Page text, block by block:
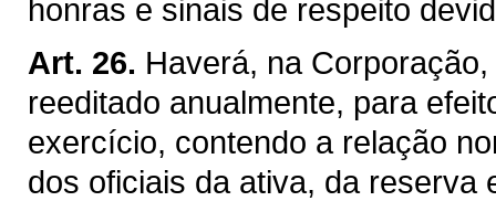
honras e sinais de respeito
Art. 26. Haverá, na
reeditado anualmente, para
exercício, contendo a relação
dos oficiais da ativa, da reserva